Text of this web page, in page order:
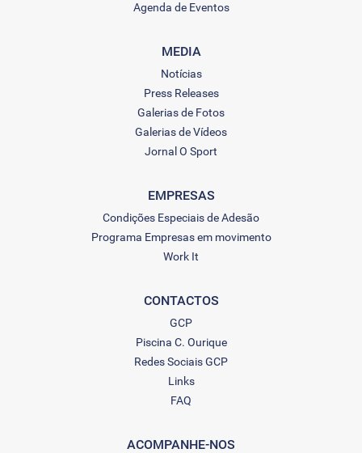
Agenda de Eventos
MEDIA
Notícias
Press Releases
Galerias de Fotos
Galerias de Vídeos
Jornal O Sport
EMPRESAS
Condições Especiais de Adesão
Programa Empresas em movimento
Work It
CONTACTOS
GCP
Piscina C. Ourique
Redes Sociais GCP
Links
FAQ
ACOMPANHE-NOS